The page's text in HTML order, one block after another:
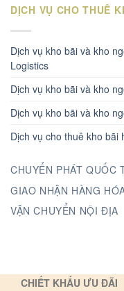
DỊCH VỤ CHO THUÊ
Dịch vụ kho bãi và kho
Logistics
Dịch vụ kho bãi và kho
Dịch vụ kho bãi và kho
Dịch vụ cho thuê kho
CHUYỂN PHÁT QUỐC
GIAO NHẬN HÀNG
VẬN CHUYỂN NỘI ĐỊA
CHIẾT KHẤU ƯU ĐÃI